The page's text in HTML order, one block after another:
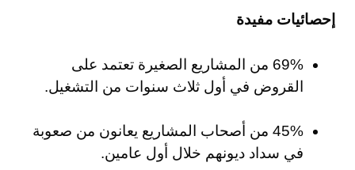
إحصائيات مفيدة
69% من المشاريع الصغيرة تعتمد على
القروض في أول ثلاث سنوات من التشغيل.
45% من أصحاب المشاريع يعانون من صعوبة
في سداد ديونهم خلال أول عامين.